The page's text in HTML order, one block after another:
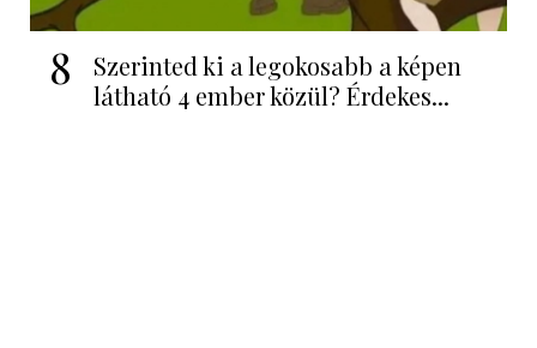
8
Szerinted ki a legokosabb a képen
látható 4 ember közül? Érdekes...